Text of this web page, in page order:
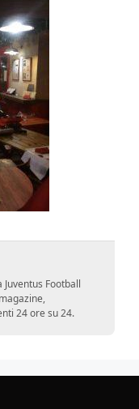
Football
24 ore su 24.